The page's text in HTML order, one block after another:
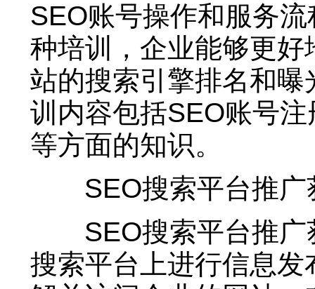
SEO账号操作和服务
种培训，企业能够更
站的搜索引擎排名和
训内容包括SEO账号
等方面的知识。
SEO搜索平台推广
SEO搜索平台推广
搜索平台上进行信息